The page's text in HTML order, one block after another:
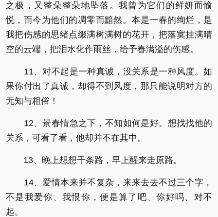
之极，又整朵整朵地坠落。我曾为它们的鲜妍而愉
悦，而今为他们的凋零而黯然。本是一春的绚烂，是
我把伤感的思绪点缀满树满树的花开，把落寞挂满晴
空的云端，把泪水化作雨丝，给予春满溢的伤感。
11、对不起是一种真诚，没关系是一种风度。如
果你付出了真诚，却得不到风度，那只能说明对方的
无知与粗俗！
12、景春情急之下，不知如何是好。想找找他的
关系，可看了看，他却并不在其中。
13、晚上想想千条路，早上醒来走原路。
14、爱情本来并不复杂，来来去去不过三个字，
不是我爱你、我恨你，便是算了吧、你好吗、对不
起。